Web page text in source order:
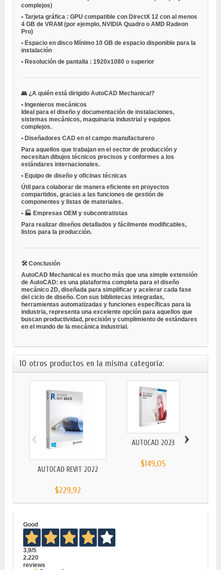
complejos)
• Tarjeta gráfica : GPU compatible con DirectX 12 con al menos
4 GB de VRAM (por ejemplo, NVIDIA Quadro o AMD Radeon
Pro)
• Espacio en disco Mínimo 10 GB de espacio disponible para la
instalación
• Resolución de pantalla : 1920x1080 o superior
👥 ¿A quién está dirigido AutoCAD Mechanical?
• Ingenieros mecánicos
Ideal para el diseño y documentación de instalaciones,
sistemas mecánicos, maquinaria industrial y equipos
complejos.
• Diseñadores CAD en el campo manufacturero
Para aquellos que trabajan en el sector de producción y
necesitan dibujos técnicos precisos y conformes a los
estándares internacionales.
• Equipo de diseño y oficinas técnicas
Útil para colaborar de manera eficiente en proyectos
compartidos, gracias a las funciones de gestión de
componentes y listas de materiales.
• 🏭 Empresas OEM y subcontratistas
Para realizar diseños detallados y fácilmente modificables,
listos para la producción.
🛠Conclusión
AutoCAD Mechanical es mucho más que una simple extensión
de AutoCAD: es una plataforma completa para el diseño
mecánico 2D, diseñada para simplificar y acelerar cada fase
del ciclo de diseño. Con sus bibliotecas integradas,
herramientas automatizadas y funciones específicas para la
industria, representa una excelente opción para aquellos que
buscan productividad, precisión y cumplimiento de estándares
en el mundo de la mecánica industrial.
10 otros productos en la misma categoría:
AUTOCAD REVIT 2022
$229,92
AUTOCAD 2023
$149,05
‹ ›
Good
3,9/5
2.220
reviews